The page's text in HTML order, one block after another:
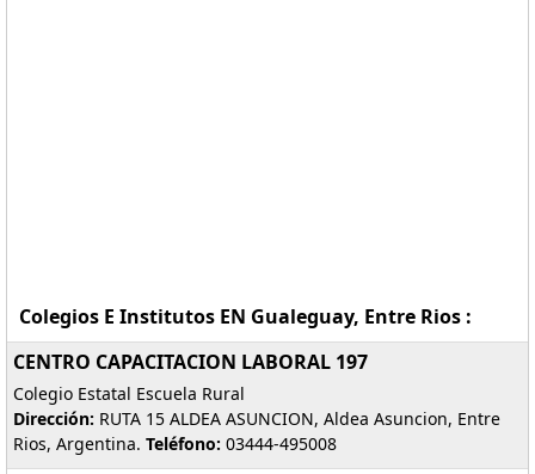
Colegios E Institutos EN Gualeguay, Entre Rios :
CENTRO CAPACITACION LABORAL 197
Colegio Estatal Escuela Rural
Dirección: RUTA 15 ALDEA ASUNCION, Aldea Asuncion, Entre
Rios, Argentina. Teléfono: 03444-495008